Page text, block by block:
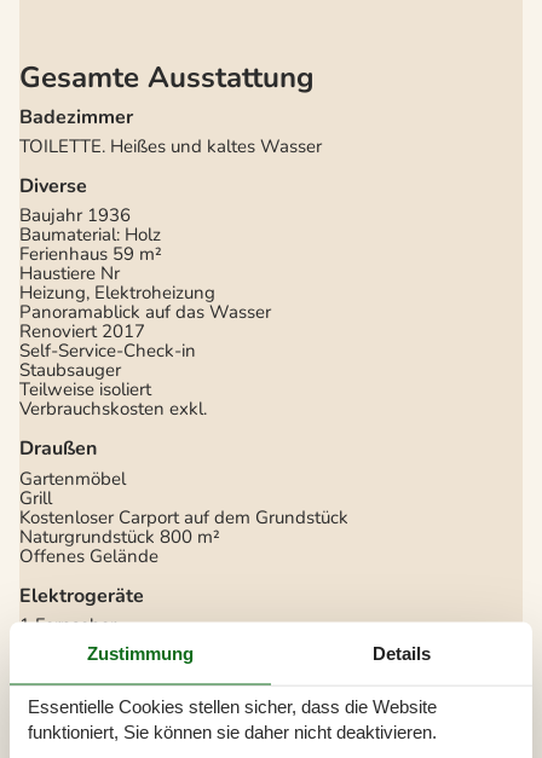
Gesamte Ausstattung
Badezimmer
TOILETTE. Heißes und kaltes Wasser
Diverse
Baujahr 1936
Baumaterial: Holz
Ferienhaus 59 m²
Haustiere Nr
Heizung, Elektroheizung
Panoramablick auf das Wasser
Renoviert 2017
Self-Service-Check-in
Staubsauger
Teilweise isoliert
Verbrauchskosten exkl.
Draußen
Gartenmöbel
Grill
Kostenloser Carport auf dem Grundstück
Naturgrundstück 800 m²
Offenes Gelände
Elektrogeräte
1 Fernseher
Flachbildfernseher 32
Radio
In der Nähe
Zustimmung Details
Essentielle Cookies stellen sicher, dass die Website
funktioniert, Sie können sie daher nicht deaktivieren.